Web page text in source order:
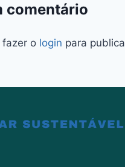
comentário
fazer o login para